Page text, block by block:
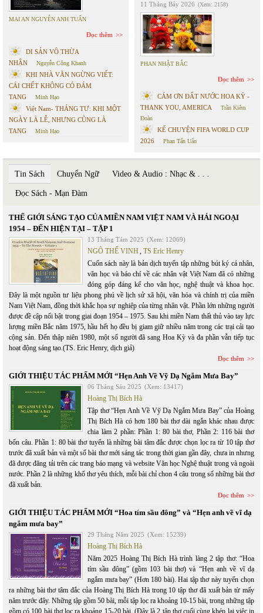
MAI AN NGUYỄN ANH TUẤN
Đọc thêm
DI SẢN VÔ THỪA
NHẬN
Nguyễn Công Khanh
KHI NHÀ VĂN NGỪNG VIẾT:
CÁI CHẾT KHÔNG CÓ ĐÁM
TANG
Minh Hạo
Việt Nam- THÁNG TƯ: KHI MỘT
NGÀY LÀ LỄ, NHƯNG CŨNG LÀ
TANG
Minh Hạo
11 Tháng Bảy 2026 (Xem: 2158)
PHAN NHẬT BẮC
Đọc thêm
CÁM ƠN ĐẤT NƯỚC HOA KỲ -
THANK YOU, AMERICA
Trần Kiêm
Đoàn
KỂ CHUYỆN FIFA WORLD CUP
2026
Phan Tấn Uẩn
Tin Sách Chuyển Ngữ Video & Audio : Nhạc & . . .
Đọc Sách - Mạn Đàm
THẾ GIỚI SÁNG TẠO CỦA MIỀN NAM VIỆT NAM VÀ HẢI NGOẠI
1954 – ĐẾN HIỆN TẠI – TẬP 1
13 Tháng Tám 2025 (Xem: 12069)
NGÔ THẾ VINH, TS Eric Henry
Cuốn sách này là bản dịch tuyển tập những bút ký cá nhân,
văn học và báo chí về các nhân vật Việt Nam đã có những
đóng góp đáng kể cho văn học, nghệ thuật và khoa học.
Đây là một nguồn tư liệu phong phú về lịch sử xã hội, văn hóa và chính trị của miền
Nam Việt Nam, đồng thời khắc họa sự nghiệp của từng nhân vật. Phần lớn những người
được đề cập nổi bật trong giai đoạn 1954 – 1975. Sau khi miền Nam thất thủ vào tay lực
lượng miền Bắc năm 1975, hầu hết họ đều bị giam giữ nhiều năm trong các trại cải tạo
cộng sản. Đến thập niên 1980, một số người đã sang Hoa Kỳ và đa phần vẫn tiếp tục
hoạt động sáng tạo.(TS. Eric Henry, dịch giả)
Đọc thêm
GIỚI THIỆU TÁC PHẨM MỚI “Hẹn Anh Về Vỹ Dạ Ngắm Mưa Bay”
06 Tháng Sáu 2025 (Xem: 13417)
Hoàng Thị Bích Hà
Tập thơ “Hẹn Anh Về Vỹ Dạ Ngắm Mưa Bay” của Hoàng
Thị Bích Hà có hơn 180 bài thơ dài ngắn khác nhau được
chia làm 2 phần: Phần 1: 80 bài thơ, Phần 2: 116 bài thơ
bốn câu. Phần 1: 80 bài thơ tuyển là những bài tâm đắc được chọn lọc ra từ 10 tập thơ
trước đã xuất bản và một số bài thơ mới sáng tác trong thời gian gần đây, chưa in nhưng
đã được đăng tải trên các trang báo mạng và website Văn học Nghệ thuật trong và ngoài
nước. Phần 2 là những khổ thơ yêu thích, mỗi bài chỉ chon 4 câu trong số những bài thơ
đã xuất bản.
Đọc thêm
GIỚI THIỆU TÁC PHẨM MỚI “Hoa tím sầu đông” và “Hẹn anh về vĩ dạ
ngắm mưa bay”
29 Tháng Năm 2025 (Xem: 15239)
Hoàng Thị Bích Hà
Năm 2025 Hoàng Thị Bích Hà trình làng 2 tập thơ: “Hoa
tím sầu đông” (gồm 103 bài thơ) và “Hẹn anh về vĩ dạ
ngắm mưa bay” (Hơn 180 bài). Hai tập thơ này tuyển chọn
ra những bài thơ tâm đắc của Hoàng Thị Bích Hà trong 10 tập thơ đã xuất bản từ mấy
năm trước đây. Những tập gồm 50 bài, mỗi tập lọc ra khoảng 10-15 bài, trong những tập
gồm có 100 bài thơ lọc ra khoảng 15-20 bài. (Đây là 2 tập thơ cuối cùng khép lại việc in